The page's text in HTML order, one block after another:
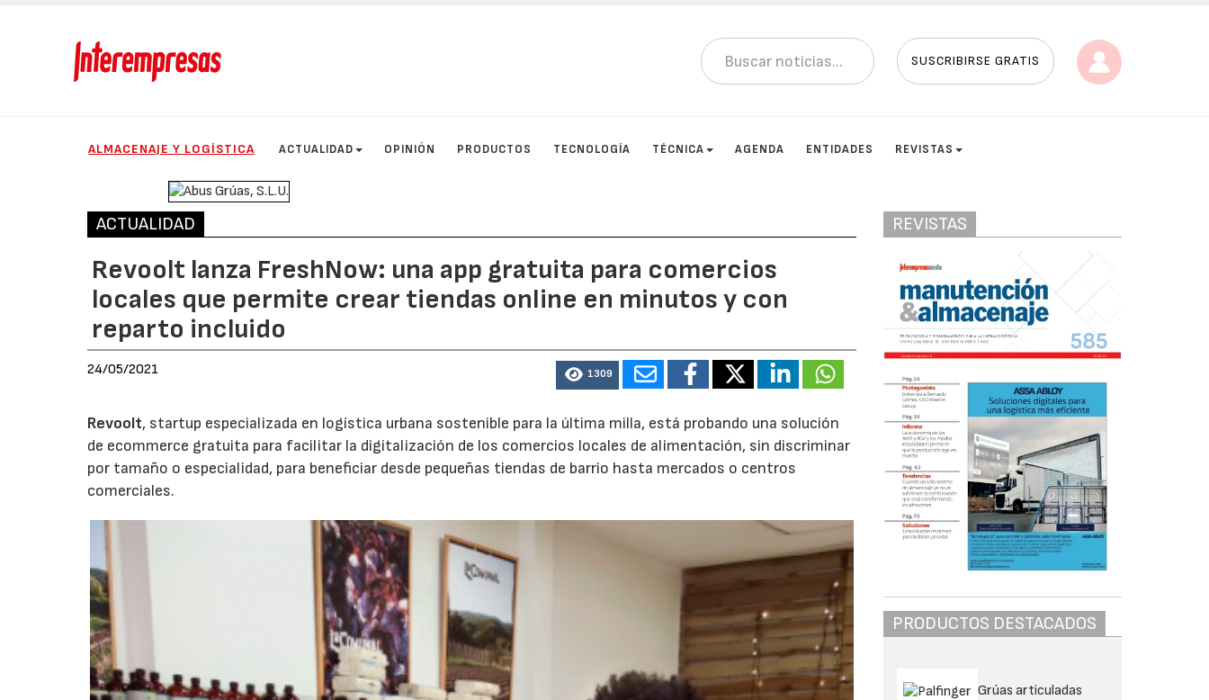
SUSCRIBIRSE GRATIS
ALMACENAJE Y LOGÍSTICA ACTUALIDAD OPINIÓN PRODUCTOS TECNOLOGÍA TÉCNICA AGENDA ENTIDADES REVISTAS
ACTUALIDAD
Revoolt lanza FreshNow: una app gratuita para comercios
locales que permite crear tiendas online en minutos y con
reparto incluido
24/05/2021 1309
Revoolt, startup especializada en logística urbana sostenible para la última milla, está probando una solución
de ecommerce gratuita para facilitar la digitalización de los comercios locales de alimentación, sin discriminar
por tamaño o especialidad, para beneficiar desde pequeñas tiendas de barrio hasta mercados o centros
comerciales.
REVISTAS
PRODUCTOS DESTACADOS
Grúas articuladas